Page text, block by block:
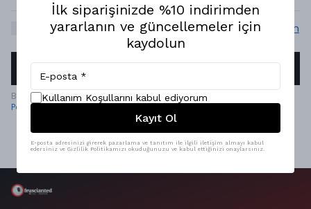
Kişisel verilerin korunması kanunu okudum, onaylıyorum
TEKLIF AL
Bu site reCAPTCHA tarafından korunmaktadır ve Google
PolitikasıveHizmet Şartlarıgeçerlidir.
İlk siparişinizde %10 indirimden
yararlanın ve güncellemeler için
kaydolun
Kullanım Koşullarını kabul ediyorum
Kayıt Ol
E-posta adresinizi girerek pazarlama ve tanıtım ile ilgili iletişim almayı kabul
edersiniz ve Gizlilik Politikamızı okuduğunuzu ve kabul ettiğinizi onaylarsınız.